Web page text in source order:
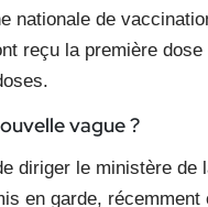
nationale de
reçu la première
vague ?
diriger le ministère de
en garde, récemment